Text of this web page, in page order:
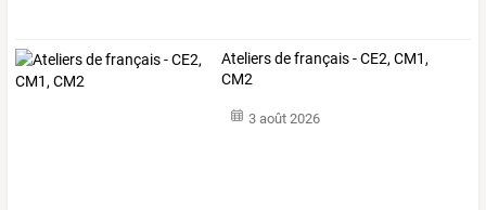
Ateliers de français - CE2, CM1,
CM2
3 août 2026